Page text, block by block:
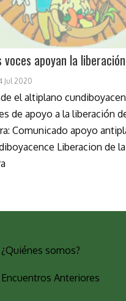
voces apoyan la liberación
Jul 2020
el altiplano
de apoyo a la liberación
Comunicado apoyo
Liberacion de
¿Quiénes somos?
Encuentros Anteriores